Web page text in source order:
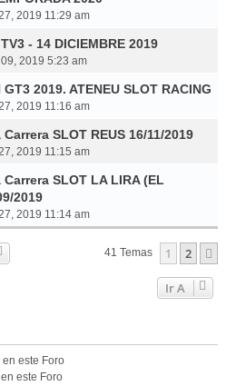
2019 11:29 am
- 14 DICIEMBRE 2019
2019 5:23 am
2019. ATENEU SLOT RACING
2019 11:16 am
SLOT REUS 16/11/2019
2019 11:15 am
SLOT LA LIRA (EL
2019
2019 11:14 am
41 Temas 1 2
Ir A
este Foro
este Foro